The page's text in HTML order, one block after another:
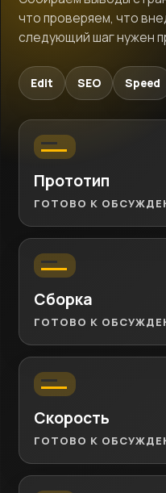
что проверяем, что
следующий шаг нужен
Edit SEO Speed
Прототип
ГОТОВО К
Сборка
ГОТОВО К
Скорость
ГОТОВО К